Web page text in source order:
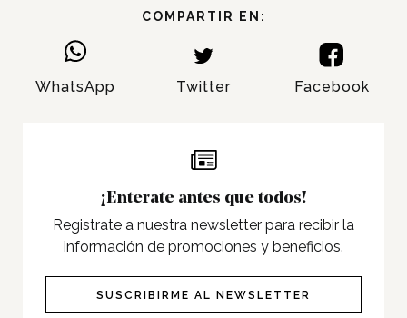
Inicio
Tiendas
Gift Cards y Colectivos
Pet Friendly
Servicios
Nosotros
¡Enterate antes que todos!
Registrate a nuestra newsletter para recibir la
información de promociones y beneficios.
SUSCRIBIRME AL NEWSLETTER
COMPARTIR EN:
WhatsApp Twitter Facebook